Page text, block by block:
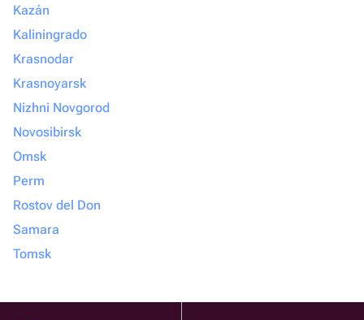
Kazán
Kaliningrado
Krasnodar
Krasnoyarsk
Nizhni Novgorod
Novosibirsk
Omsk
Perm
Rostov del Don
Samara
Tomsk